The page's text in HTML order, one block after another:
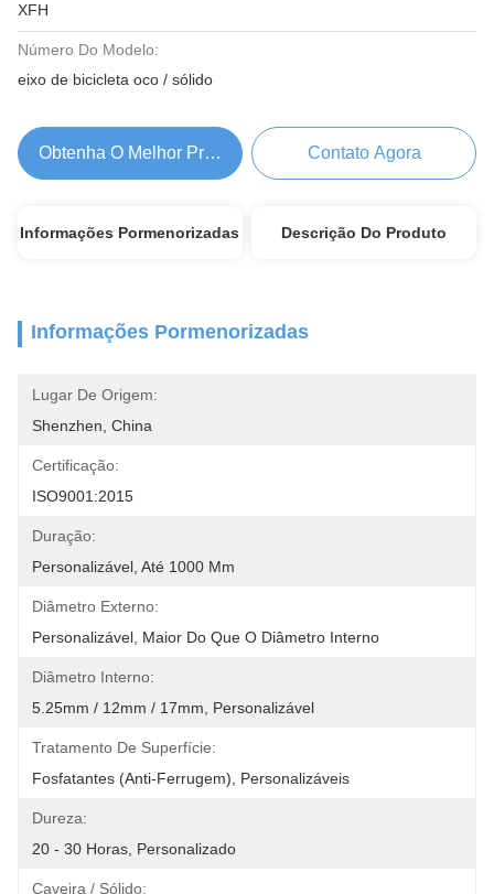
XFH
Número Do Modelo:
eixo de bicicleta oco / sólido
Obtenha O Melhor Preço Contato Agora
Informações Pormenorizadas Descrição Do Produto
Informações Pormenorizadas
Lugar De Origem:
Shenzhen, China
Certificação:
ISO9001:2015
Duração:
Personalizável, Até 1000 Mm
Diâmetro Externo:
Personalizável, Maior Do Que O Diâmetro Interno
Diâmetro Interno:
5.25mm / 12mm / 17mm, Personalizável
Tratamento De Superfície:
Fosfatantes (anti-Ferrugem), Personalizáveis
Dureza:
20 - 30 Horas, Personalizado
Caveira / Sólido: